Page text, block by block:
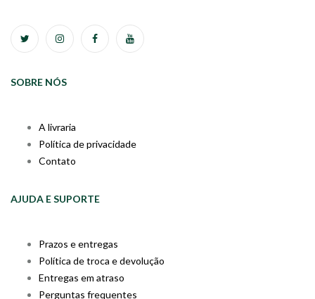
SOBRE NÓS
A livraria
Política de privacidade
Contato
AJUDA E SUPORTE
Prazos e entregas
Política de troca e devolução
Entregas em atraso
Perguntas frequentes